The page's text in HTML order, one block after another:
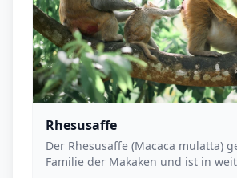
Rhesusaffe
Der Rhesusaffe (Macaca mulatta)
Familie der Makaken und ist in